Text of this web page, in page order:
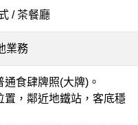
/ 茶餐廳
業務
通食肆牌照(大牌)。
置，鄰近地鐵站，客底穩